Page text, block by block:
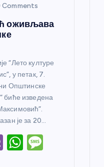
оживљава
“Лето културе
у петак, 7.
Општинске
биће изведена
је за 20…
Vi W